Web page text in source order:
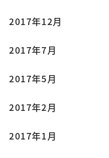
2017年12月
2017年7月
2017年5月
2017年2月
2017年1月